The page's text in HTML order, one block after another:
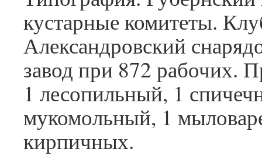
кустарные комитеты.
Александровский
завод при 872 рабочих.
1 лесопильный, 1
мукомольный, 1
кирпичных.